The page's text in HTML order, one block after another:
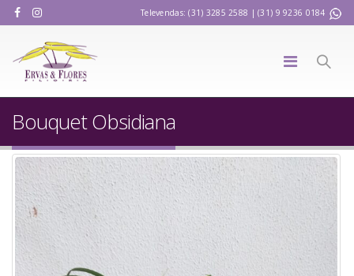
Televendas: (31) 3285 2588 | (31) 9 9236 0184
Bouquet Obsidiana